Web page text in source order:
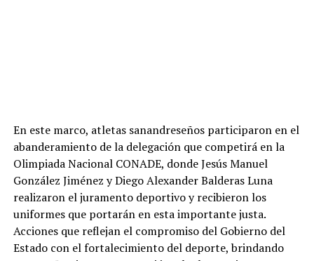
En este marco, atletas sanandreseños participaron en el
abanderamiento de la delegación que competirá en la
Olimpiada Nacional CONADE, donde Jesús Manuel
González Jiménez y Diego Alexander Balderas Luna
realizaron el juramento deportivo y recibieron los
uniformes que portarán en esta importante justa.
Acciones que reflejan el compromiso del Gobierno del
Estado con el fortalecimiento del deporte, brindando